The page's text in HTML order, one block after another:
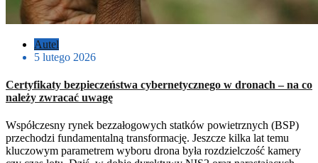
Autel
5 lutego 2026
Certyfikaty bezpieczeństwa cybernetycznego w dronach – na co
należy zwracać uwagę
Współczesny rynek bezzałogowych statków powietrznych (BSP)
przechodzi fundamentalną transformację. Jeszcze kilka lat temu
kluczowym parametrem wyboru drona była rozdzielczość kamery